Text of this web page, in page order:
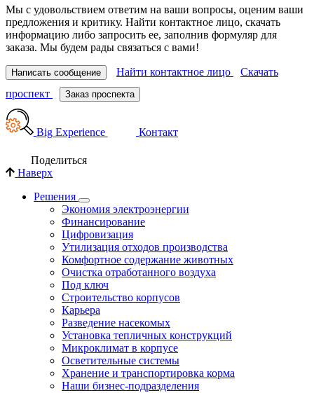
Мы с удовольствием ответим на ваши вопросы, оценим ваши
предложения и критику. Найти контактное лицо, скачать
информацию либо запросить ее, заполнив формуляр для
заказа. Мы будем рады связаться с вами!
Написать сообщение Найти контактное лицо
Скачать
проспект
Заказ проспекта
Big Experience Контакт
Поделиться
Наверх
Решения
Экономия электроэнергии
Финансирование
Цифровизация
Утилизация отходов производства
Комфортное содержание животных
Очистка отработанного воздуха
Под ключ
Строительство корпусов
Карьера
Разведение насекомых
Установка тепличных конструкций
Микроклимат в корпусе
Осветительные системы
Хранение и транспортировка корма
Наши бизнес-подразделения